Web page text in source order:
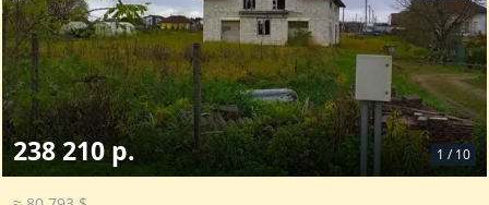
1 / 10
238 210 р.